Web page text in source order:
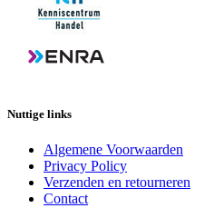
Nuttige links
Algemene Voorwaarden
Privacy Policy
Verzenden en retourneren
Contact